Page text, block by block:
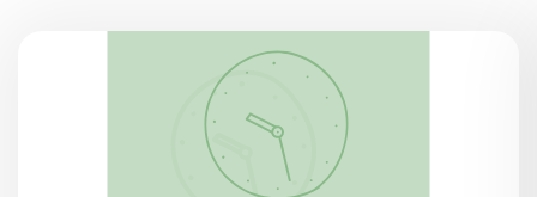
ÖFFNUNGSZEITEN
Dienstag – Sonntag,
8.15 – 18.30 Uhr
Montag:
Ruhetag
Kasse schließt um 17.30 Uhr